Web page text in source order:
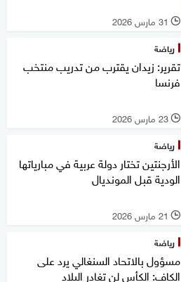
l 31 مارس 2026
رياضة
تقرير: زيدان يقترب من تدريب منتخب
فرنسا
l 23 مارس 2026
رياضة
الأرجنتين تختار دولة عربية في مبارياتها
الودية قبل المونديال
l 21 مارس 2026
رياضة
مسؤول بالاتحاد السنغالي يرد على
الكاف: الكأس لن تغادر البلاد